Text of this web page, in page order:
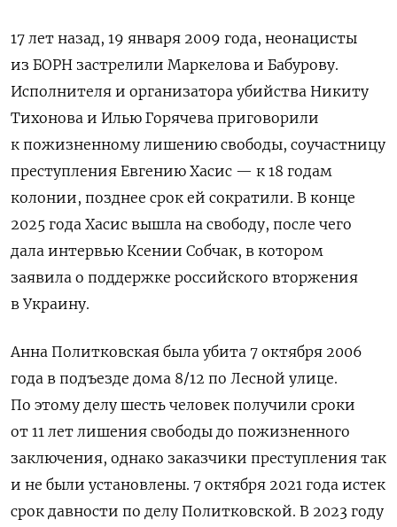
17 лет назад, 19 января 2009 года, неонацисты
из БОРН застрелили Маркелова и Бабурову.
Исполнителя и организатора убийства Никиту
Тихонова и Илью Горячева приговорили
к пожизненному лишению свободы, соучастницу
преступления Евгению Хасис — к 18 годам
колонии, позднее срок ей сократили. В конце
2025 года Хасис вышла на свободу, после чего
дала интервью Ксении Собчак, в котором
заявила о поддержке российского вторжения
в Украину.
Анна Политковская была убита 7 октября 2006
года в подъезде дома 8/12 по Лесной улице.
По этому делу шесть человек получили сроки
от 11 лет лишения свободы до пожизненного
заключения, однако заказчики преступления так
и не были установлены. 7 октября 2021 года истек
срок давности по делу Политковской. В 2023 году